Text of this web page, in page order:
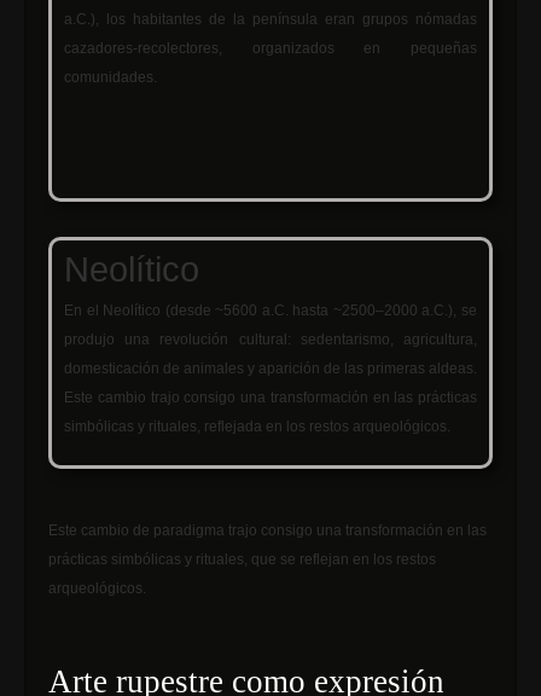
a.C.), los habitantes de la península eran grupos nómadas
cazadores-recolectores, organizados en pequeñas
comunidades.
Neolítico
En el Neolítico (desde ~5600 a.C. hasta ~2500–2000 a.C.), se
produjo una revolución cultural: sedentarismo, agricultura,
domesticación de animales y aparición de las primeras aldeas.
Este cambio trajo consigo una transformación en las prácticas
simbólicas y rituales, reflejada en los restos arqueológicos.
Este cambio de paradigma trajo consigo una transformación en las
prácticas simbólicas y rituales, que se reflejan en los restos
arqueológicos.
Arte rupestre como expresión